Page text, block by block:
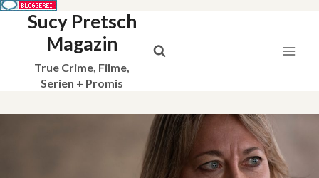
Sucy Pretsch
Magazin
True Crime, Filme,
Serien + Promis